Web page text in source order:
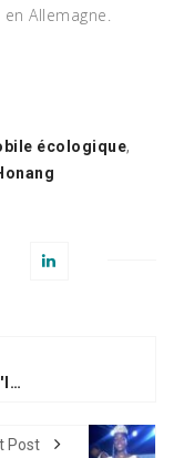
Allemagne.
écologique,
CAMEROUN: HALTE À L'INCIVISME DES JEUNES
Post